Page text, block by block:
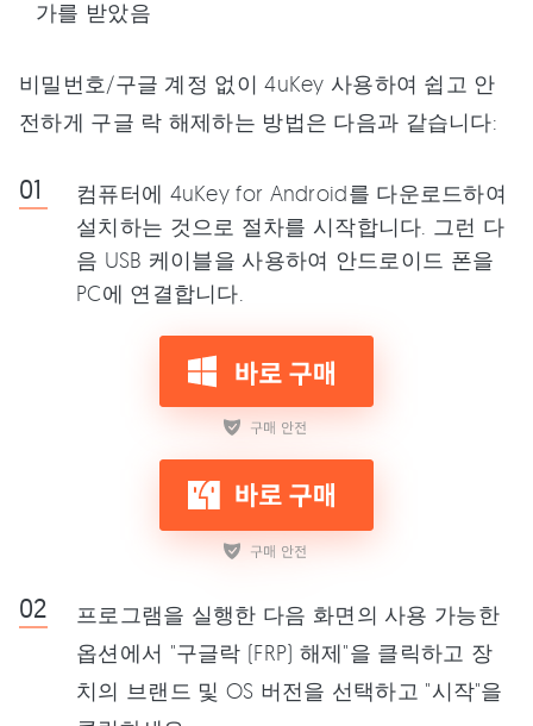
가를 받았음
비밀번호/구글 계정 없이 4uKey 사용하여 쉽고 안
전하게 구글 락 해제하는 방법은 다음과 같습니다:
컴퓨터에 4uKey for Android를 다운로드하여
설치하는 것으로 절차를 시작합니다. 그런 다
음 USB 케이블을 사용하여 안드로이드 폰을
PC에 연결합니다.
프로그램을 실행한 다음 화면의 사용 가능한
옵션에서 "구글락 (FRP) 해제"을 클릭하고 장
치의 브랜드 및 OS 버전을 선택하고 "시작"을